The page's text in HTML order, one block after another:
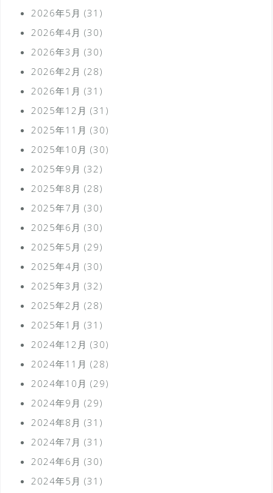
2026年5月 (31)
2026年4月 (30)
2026年3月 (30)
2026年2月 (28)
2026年1月 (31)
2025年12月 (31)
2025年11月 (30)
2025年10月 (30)
2025年9月 (32)
2025年8月 (28)
2025年7月 (30)
2025年6月 (30)
2025年5月 (29)
2025年4月 (30)
2025年3月 (32)
2025年2月 (28)
2025年1月 (31)
2024年12月 (30)
2024年11月 (28)
2024年10月 (29)
2024年9月 (29)
2024年8月 (31)
2024年7月 (31)
2024年6月 (30)
2024年5月 (31)